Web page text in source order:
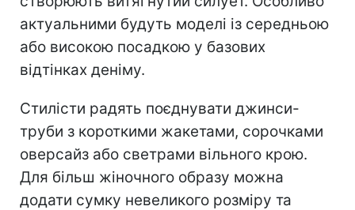
актуальними будуть моделі із середньою
або високою посадкою у базових
відтінках деніму.
Стилісти радять поєднувати джинси-
труби з короткими жакетами, сорочками
оверсайз або светрами вільного крою.
Для більш жіночного образу можна
додати сумку невеликого розміру та